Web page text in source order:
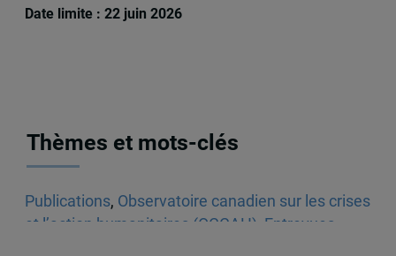
Date limite : 22 juin 2026
Thèmes et mots-clés
Publications, Observatoire canadien sur les crises
et l’action humanitaires (OCCAH) Entrevues